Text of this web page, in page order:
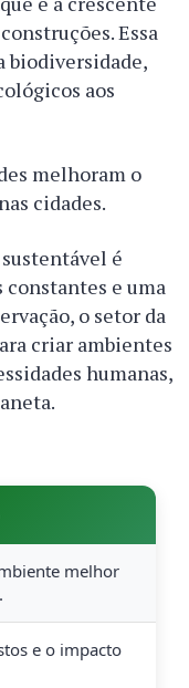
Essa
biodiversidade,
aos
melhoram o
cidades.
é
e uma
o setor da
criar ambientes
humanas,
melhor
e o impacto